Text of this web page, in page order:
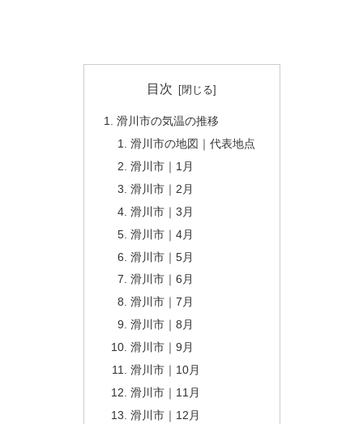
目次
滑川市の気温の推移
滑川市の地図｜代表地点
滑川市｜1月
滑川市｜2月
滑川市｜3月
滑川市｜4月
滑川市｜5月
滑川市｜6月
滑川市｜7月
滑川市｜8月
滑川市｜9月
滑川市｜10月
滑川市｜11月
滑川市｜12月